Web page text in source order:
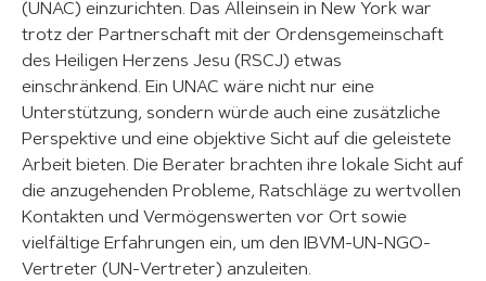
(UNAC) einzurichten. Das Alleinsein in New York war
trotz der Partnerschaft mit der Ordensgemeinschaft
des Heiligen Herzens Jesu (RSCJ) etwas
einschränkend. Ein UNAC wäre nicht nur eine
Unterstützung, sondern würde auch eine zusätzliche
Perspektive und eine objektive Sicht auf die geleistete
Arbeit bieten. Die Berater brachten ihre lokale Sicht auf
die anzugehenden Probleme, Ratschläge zu wertvollen
Kontakten und Vermögenswerten vor Ort sowie
vielfältige Erfahrungen ein, um den IBVM-UN-NGO-
Vertreter (UN-Vertreter) anzuleiten.